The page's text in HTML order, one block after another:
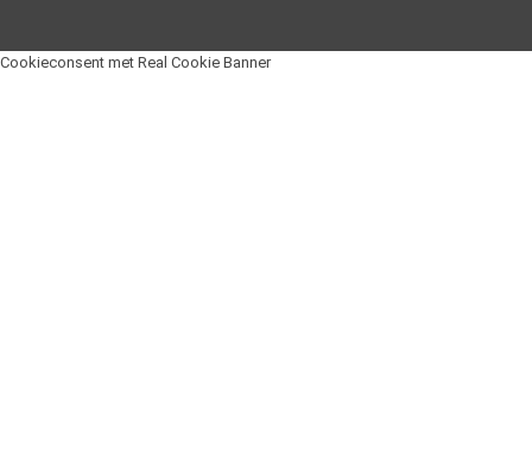
Cookieconsent met Real Cookie Banner